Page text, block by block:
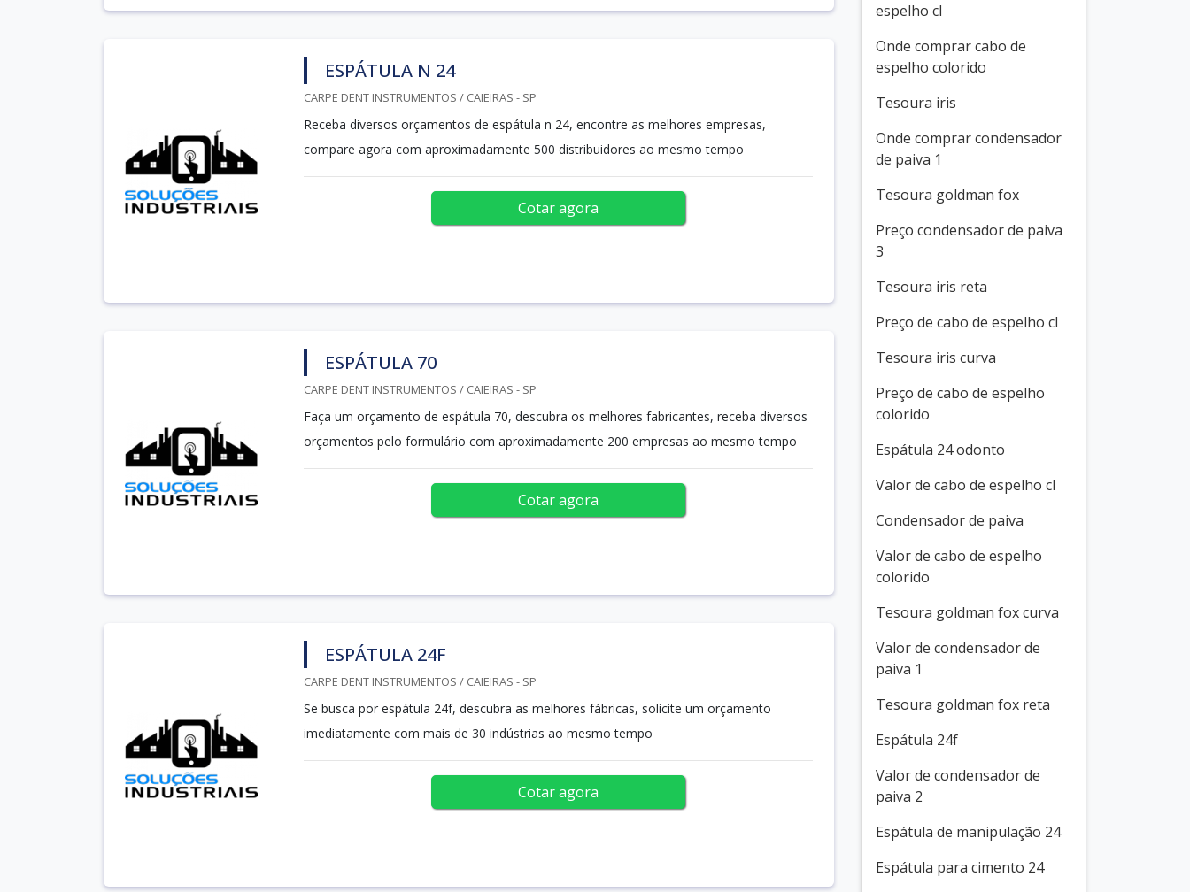
ESPÁTULA N 24
CARPE DENT INSTRUMENTOS / CAIEIRAS - SP
Receba diversos orçamentos de espátula n 24, encontre as melhores empresas,
compare agora com aproximadamente 500 distribuidores ao mesmo tempo
Cotar agora
ESPÁTULA 70
CARPE DENT INSTRUMENTOS / CAIEIRAS - SP
Faça um orçamento de espátula 70, descubra os melhores fabricantes, receba diversos
orçamentos pelo formulário com aproximadamente 200 empresas ao mesmo tempo
Cotar agora
ESPÁTULA 24F
CARPE DENT INSTRUMENTOS / CAIEIRAS - SP
Se busca por espátula 24f, descubra as melhores fábricas, solicite um orçamento
imediatamente com mais de 30 indústrias ao mesmo tempo
Cotar agora
espelho cl
Onde comprar cabo de
espelho colorido
Tesoura iris
Onde comprar condensador
de paiva 1
Tesoura goldman fox
Preço condensador de paiva
3
Tesoura iris reta
Preço de cabo de espelho cl
Tesoura iris curva
Preço de cabo de espelho
colorido
Espátula 24 odonto
Valor de cabo de espelho cl
Condensador de paiva
Valor de cabo de espelho
colorido
Tesoura goldman fox curva
Valor de condensador de
paiva 1
Tesoura goldman fox reta
Espátula 24f
Valor de condensador de
paiva 2
Espátula de manipulação 24
Espátula para cimento 24